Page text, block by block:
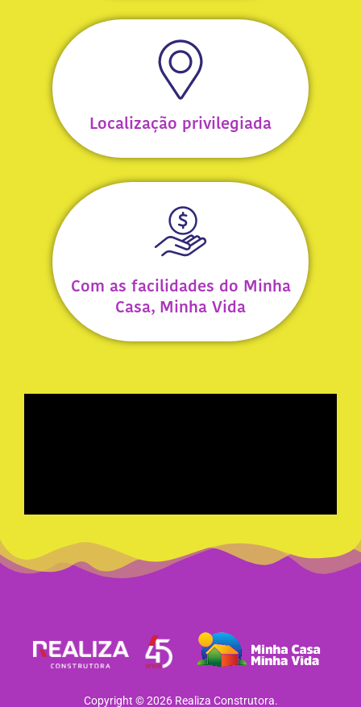
Localização privilegiada
Com as facilidades do Minha
Casa, Minha Vida
Copyright © 2026 Realiza Construtora.